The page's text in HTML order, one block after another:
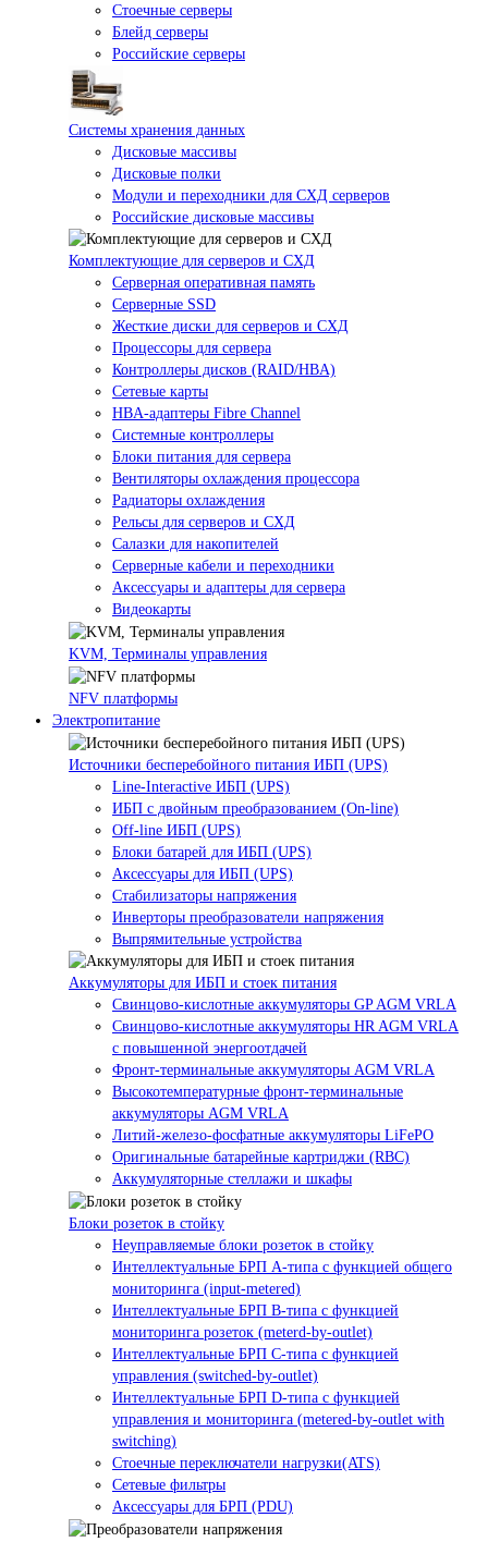
Стоечные серверы
Блейд серверы
Российские серверы
Системы хранения данных
Дисковые массивы
Дисковые полки
Модули и переходники для СХД серверов
Российские дисковые массивы
Комплектующие для серверов и СХД
Серверная оперативная память
Серверные SSD
Жесткие диски для серверов и СХД
Процессоры для сервера
Контроллеры дисков (RAID/HBA)
Сетевые карты
HBA-адаптеры Fibre Channel
Системные контроллеры
Блоки питания для сервера
Вентиляторы охлаждения процессора
Радиаторы охлаждения
Рельсы для серверов и СХД
Салазки для накопителей
Серверные кабели и переходники
Аксессуары и адаптеры для сервера
Видеокарты
KVM, Терминалы управления
NFV платформы
Электропитание
Источники бесперебойного питания ИБП (UPS)
Line-Interactive ИБП (UPS)
ИБП с двойным преобразованием (On-line)
Off-line ИБП (UPS)
Блоки батарей для ИБП (UPS)
Аксессуары для ИБП (UPS)
Стабилизаторы напряжения
Инверторы преобразователи напряжения
Выпрямительные устройства
Аккумуляторы для ИБП и стоек питания
Свинцово-кислотные аккумуляторы GP AGM VRLA
Свинцово-кислотные аккумуляторы HR AGM VRLA
с повышенной энергоотдачей
Фронт-терминальные аккумуляторы AGM VRLA
Высокотемпературные фронт-терминальные
аккумуляторы AGM VRLA
Литий-железо-фосфатные аккумуляторы LiFePO
Оригинальные батарейные картриджи (RBC)
Аккумуляторные стеллажи и шкафы
Блоки розеток в стойку
Неуправляемые блоки розеток в стойку
Интеллектуальные БРП А-типа с функцией общего
мониторинга (input-metered)
Интеллектуальные БРП B-типа с функцией
мониторинга розеток (meterd-by-outlet)
Интеллектуальные БРП C-типа с функцией
управления (switched-by-outlet)
Интеллектуальные БРП D-типа с функцией
управления и мониторинга (metered-by-outlet with
switching)
Стоечные переключатели нагрузки(ATS)
Сетевые фильтры
Аксессуары для БРП (PDU)